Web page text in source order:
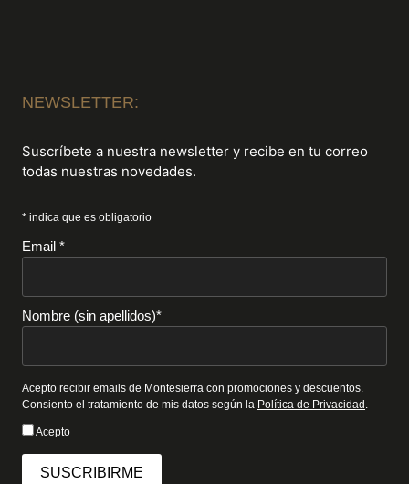
NEWSLETTER:
Suscríbete a nuestra newsletter y recibe en tu correo
todas nuestras novedades.
* indica que es obligatorio
Email *
Nombre (sin apellidos)*
Acepto recibir emails de Montesierra con promociones y descuentos.
Consiento el tratamiento de mis datos según la Política de Privacidad .
Acepto
SUSCRIBIRME